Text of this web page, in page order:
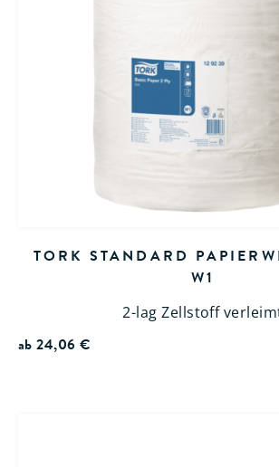
TORK STANDARD
W1
2-lag Zellstoff
ab24,06€